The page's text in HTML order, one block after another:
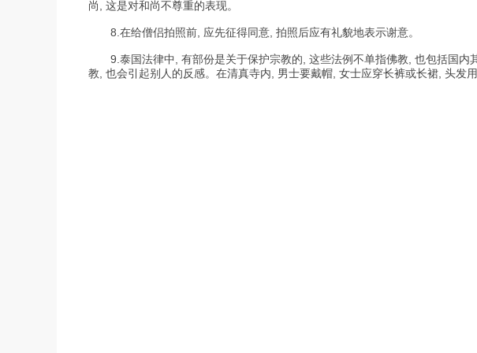
尚, 这是对和尚不尊重的表现。
8.在给僧侣拍照前, 应先征得同意, 拍照后应有礼貌地表示谢意。
9.泰国法律中, 有部份是关于保护宗教的, 这些法例不单指佛教, 也包括国内
教, 也会引起别人的反感。在清真寺内, 男士要戴帽, 女士应穿长裤或长裙, 头发